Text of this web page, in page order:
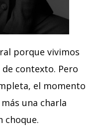
porque vivimos
contexto. Pero
el momento
una charla
choque.